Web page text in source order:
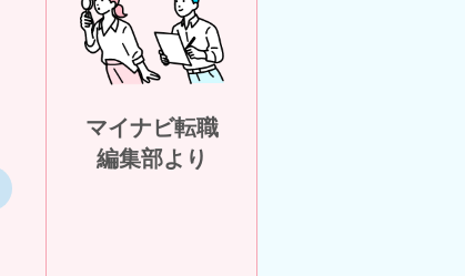
マイナビ転職
編集部より